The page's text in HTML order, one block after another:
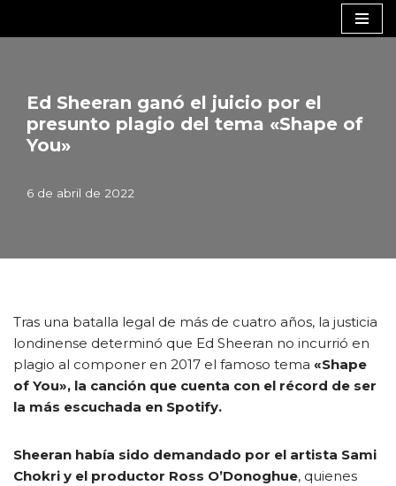
Ed Sheeran ganó el juicio por el
presunto plagio del tema «Shape of
You»
6 de abril de 2022
Tras una batalla legal de más de cuatro años, la justicia
londinense determinó que Ed Sheeran no incurrió en
plagio al componer en 2017 el famoso tema «Shape
of You», la canción que cuenta con el récord de ser
la más escuchada en Spotify.
Sheeran había sido demandado por el artista Sami
Chokri y el productor Ross O’Donoghue, quienes